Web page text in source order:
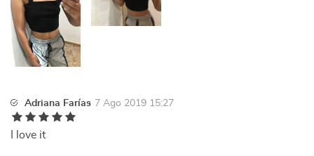
Adriana Farías 7 Ago 2019 15:27
I love it